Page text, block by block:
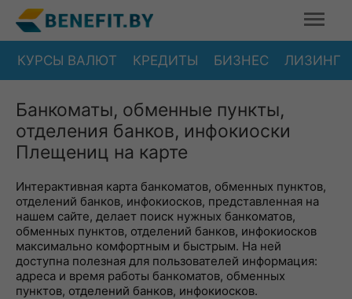
КУРСЫ ВАЛЮТ КРЕДИТЫ БИЗНЕС ЛИЗИНГ
Банкоматы, обменные пункты,
отделения банков, инфокиоски
Плещениц на карте
Интерактивная карта банкоматов, обменных пунктов,
отделений банков, инфокиосков, представленная на
нашем сайте, делает поиск нужных банкоматов,
обменных пунктов, отделений банков, инфокиосков
максимально комфортным и быстрым. На ней
доступна полезная для пользователей информация:
адреса и время работы банкоматов, обменных
пунктов, отделений банков, инфокиосков.